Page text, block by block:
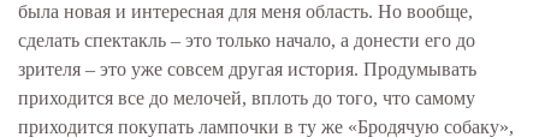
была новая и интересная для меня область. Но вообще,
сделать спектакль – это только начало, а донести его до
зрителя – это уже совсем другая история. Продумывать
приходится все до мелочей, вплоть до того, что самому
приходится покупать лампочки в ту же «Бродячую собаку»,